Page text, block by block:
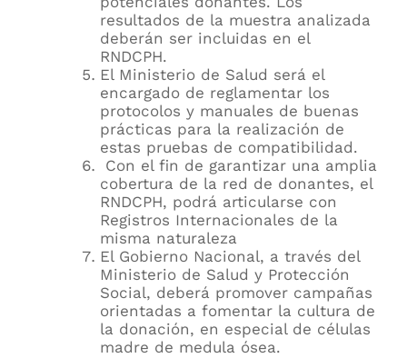
resultados de la muestra analizada
deberán ser incluidas en el
RNDCPH.
El Ministerio de Salud será el
encargado de reglamentar los
protocolos y manuales de buenas
prácticas para la realización de
estas pruebas de compatibilidad.
Con el fin de garantizar una amplia
cobertura de la red de donantes, el
RNDCPH, podrá articularse con
Registros Internacionales de la
misma naturaleza
El Gobierno Nacional, a través del
Ministerio de Salud y Protección
Social, deberá promover campañas
orientadas a fomentar la cultura de
la donación, en especial de células
madre de medula ósea.